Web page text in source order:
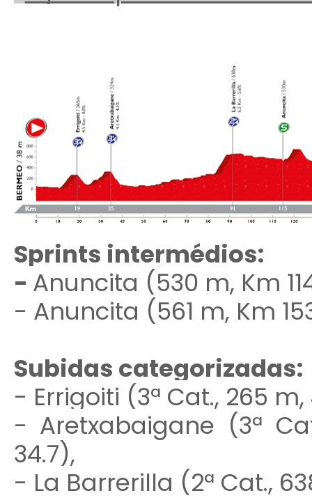
Sprints intermédios:
- Anuncita (530 m, Km
- Anuncita (561 m, Km
Subidas categorizadas:
- Errigoiti (3ª Cat., 265
- Aretxabaigane (3ª
34.7),
- La Barrerilla (2ª Cat.,